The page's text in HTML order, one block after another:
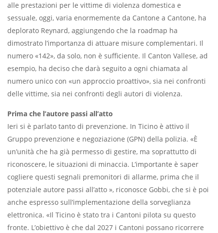
alle prestazioni per le vittime di violenza domestica e
sessuale, oggi, varia enormemente da Cantone a Cantone, ha
deplorato Reynard, aggiungendo che la roadmap ha
dimostrato l’importanza di attuare misure complementari. Il
numero «142», da solo, non è sufficiente. Il Canton Vallese, ad
esempio, ha deciso che darà seguito a ogni chiamata al
numero unico con «un approccio proattivo», sia nei confronti
delle vittime, sia nei confronti degli autori di violenza.
Prima che l’autore passi all’atto
Ieri si è parlato tanto di prevenzione. In Ticino è attivo il
Gruppo prevenzione e negoziazione (GPN) della polizia. «È
un’unità che ha già permesso di gestire, ma soprattutto di
riconoscere, le situazioni di minaccia. L’importante è saper
cogliere questi segnali premonitori di allarme, prima che il
potenziale autore passi all’atto », riconosce Gobbi, che si è poi
anche espresso sull’implementazione della sorveglianza
elettronica. «Il Ticino è stato tra i Cantoni pilota su questo
fronte. L’obiettivo è che dal 2027 i Cantoni possano ricorrere